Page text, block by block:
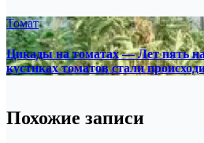
Томат
Цикады на томатах — Лет пять
кустиках томатов стали
Похожие записи